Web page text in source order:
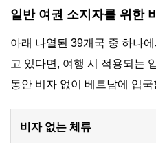
일반 여권 소지자를 위한
아래 나열된 39개국 중 하나
고 있다면, 여행 시 적용되는
동안 비자 없이 베트남에 입
비자 없는 체류